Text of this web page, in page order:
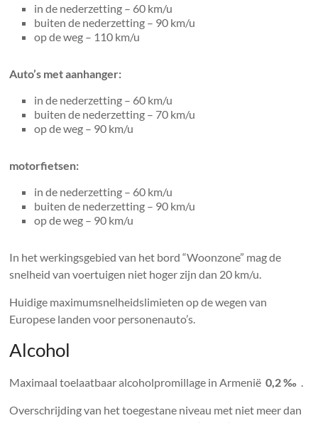
in de nederzetting – 60 km/u
buiten de nederzetting – 90 km/u
op de weg – 110 km/u
Auto’s met aanhanger:
in de nederzetting – 60 km/u
buiten de nederzetting – 70 km/u
op de weg – 90 km/u
motorfietsen:
in de nederzetting – 60 km/u
buiten de nederzetting – 90 km/u
op de weg – 90 km/u
In het werkingsgebied van het bord “Woonzone” mag de
snelheid van voertuigen niet hoger zijn dan 20 km/u.
Huidige maximumsnelheidslimieten op de wegen van
Europese landen voor personenauto’s.
Alcohol
Maximaal toelaatbaar alcoholpromillage in Armenië0,2 ‰ .
Overschrijding van het toegestane niveau met niet meer dan